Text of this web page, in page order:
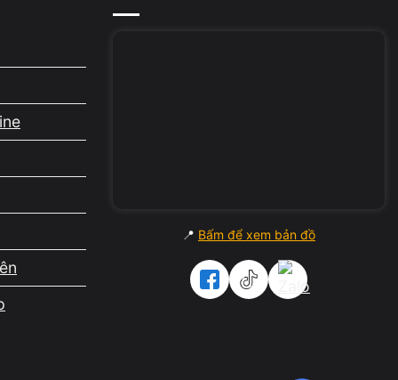
📍 Bấm để xem bản đồ